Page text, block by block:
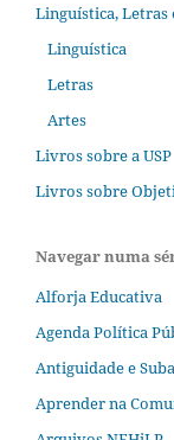
Linguística, Letras
Linguística
Letras
Artes
Livros sobre a USP
Livros sobre
Navegar numa
Alforja Educativa
Agenda Política
Antiguidade e
Aprender na